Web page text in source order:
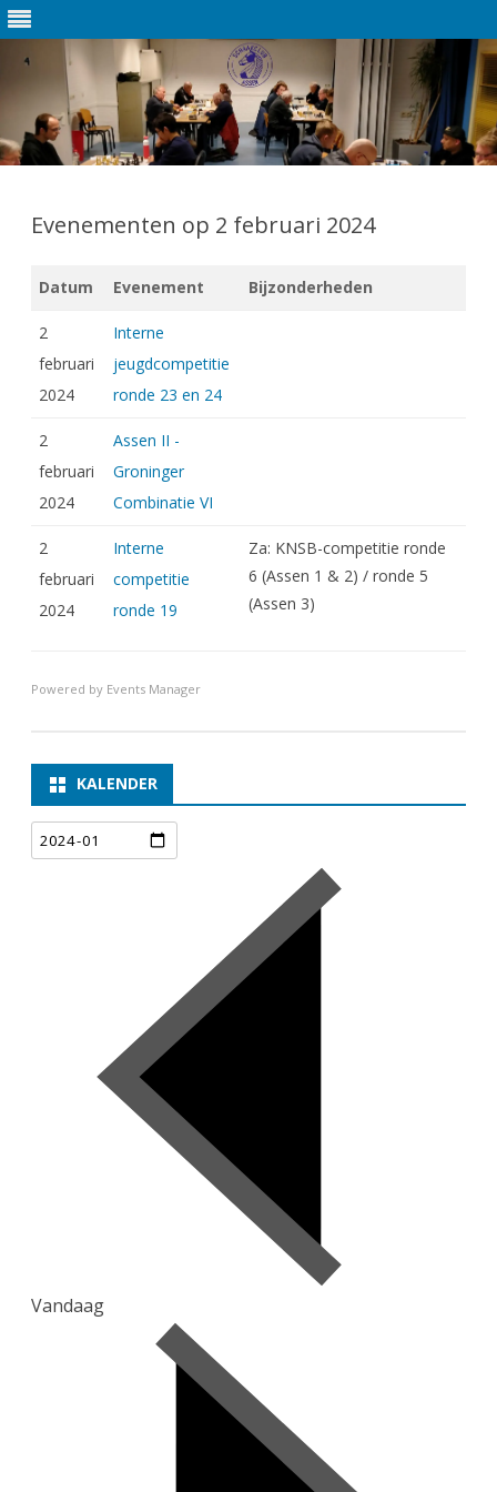
de
Evenementen op 2 februari 2024
Datum Evenement Bijzonderheden
2
februari
2024
Interne
jeugdcompetitie
ronde 23 en 24
2
februari
2024
Assen II -
Groninger
Combinatie VI
2
februari
2024
Interne
competitie
ronde 19
Za: KNSB-competitie ronde
6 (Assen 1 & 2) / ronde 5
(Assen 3)
Powered by Events Manager
KALENDER
Vandaag